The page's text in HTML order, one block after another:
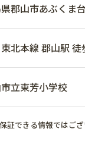
郡山市あぶくま
東北本線 郡山駅
立東芳小学校
できる情報ではご